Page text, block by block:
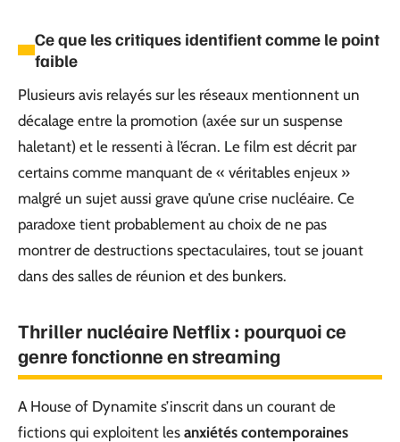
Ce que les critiques identifient comme le point
faible
Plusieurs avis relayés sur les réseaux mentionnent un
décalage entre la promotion (axée sur un suspense
haletant) et le ressenti à l’écran. Le film est décrit par
certains comme manquant de « véritables enjeux »
malgré un sujet aussi grave qu’une crise nucléaire. Ce
paradoxe tient probablement au choix de ne pas
montrer de destructions spectaculaires, tout se jouant
dans des salles de réunion et des bunkers.
Thriller nucléaire Netflix : pourquoi ce
genre fonctionne en streaming
A House of Dynamite s’inscrit dans un courant de
fictions qui exploitent les anxiétés contemporaines